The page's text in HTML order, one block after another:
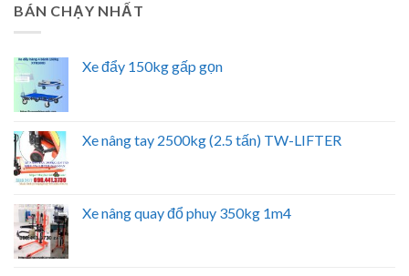
BÁN CHẠY NHẤT
Xe đẩy 150kg gấp gọn
Xe nâng tay 2500kg (2.5 tấn) TW-LIFTER
Xe nâng quay đổ phuy 350kg 1m4